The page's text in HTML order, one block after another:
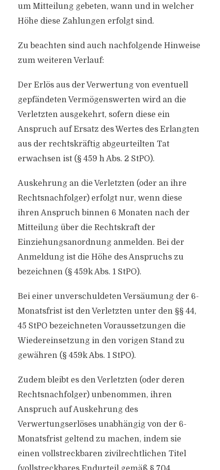
um Mitteilung gebeten, wann und in welcher
Höhe diese Zahlungen erfolgt sind.
Zu beachten sind auch nachfolgende Hinweise
zum weiteren Verlauf:
Der Erlös aus der Verwertung von eventuell
gepfändeten Vermögenswerten wird an die
Verletzten ausgekehrt, sofern diese ein
Anspruch auf Ersatz des Wertes des Erlangten
aus der rechtskräftig abgeurteilten Tat
erwachsen ist (§ 459 h Abs. 2 StPO).
Auskehrung an die Verletzten (oder an ihre
Rechtsnachfolger) erfolgt nur, wenn diese
ihren Anspruch binnen 6 Monaten nach der
Mitteilung über die Rechtskraft der
Einziehungsanordnung anmelden. Bei der
Anmeldung ist die Höhe des Anspruchs zu
bezeichnen (§ 459k Abs. 1 StPO).
Bei einer unverschuldeten Versäumung der 6-
Monatsfrist ist den Verletzten unter den §§ 44,
45 StPO bezeichneten Voraussetzungen die
Wiedereinsetzung in den vorigen Stand zu
gewähren (§ 459k Abs. 1 StPO).
Zudem bleibt es den Verletzten (oder deren
Rechtsnachfolger) unbenommen, ihren
Anspruch auf Auskehrung des
Verwertungserlöses unabhängig von der 6-
Monatsfrist geltend zu machen, indem sie
einen vollstreckbaren zivilrechtlichen Titel